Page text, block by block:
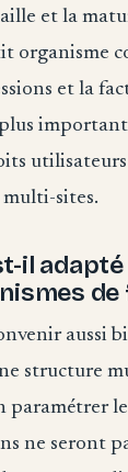
et la
organisme
et la
utilisateurs
sites.
il
aussi
structure
paramétrer
ne seront